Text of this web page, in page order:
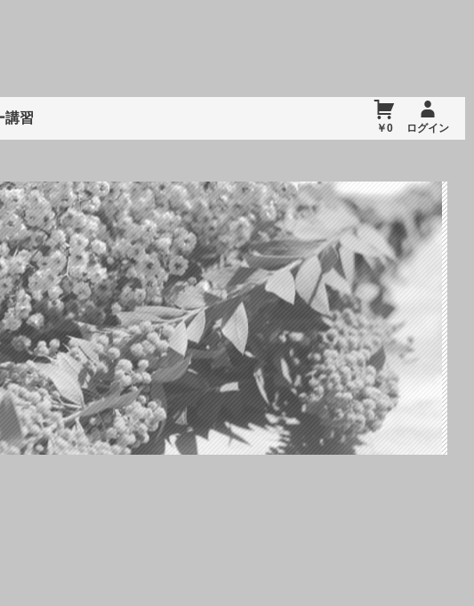
講習
￥0 ログイン